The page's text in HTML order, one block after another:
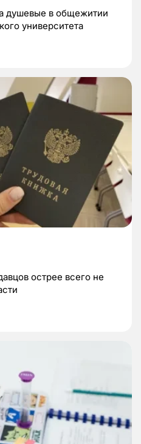
душевые в общежитии
университета
острее всего не